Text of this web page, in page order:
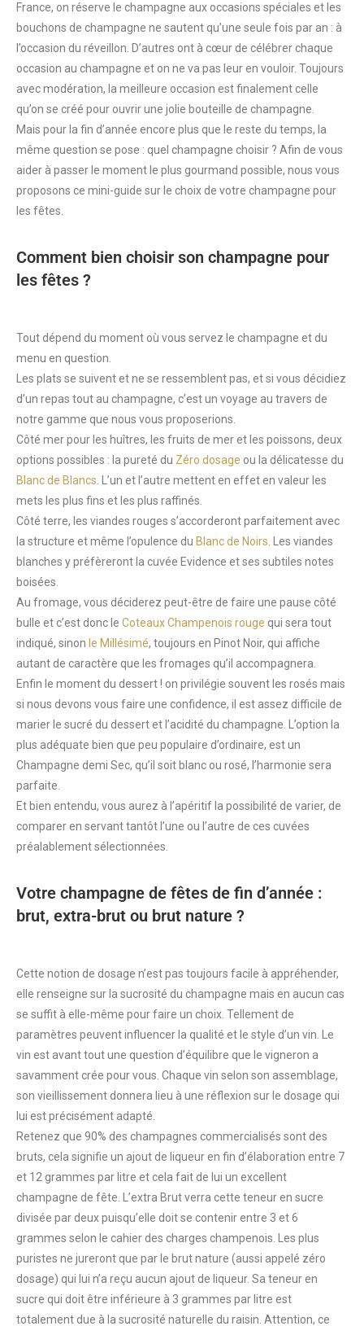
France, on réserve le champagne aux occasions spéciales et les
bouchons de champagne ne sautent qu’une seule fois par an : à
l’occasion du réveillon. D’autres ont à cœur de célébrer chaque
occasion au champagne et on ne va pas leur en vouloir. Toujours
avec modération, la meilleure occasion est finalement celle
qu’on se créé pour ouvrir une jolie bouteille de champagne.
Mais pour la fin d’année encore plus que le reste du temps, la
même question se pose : quel champagne choisir ? Afin de vous
aider à passer le moment le plus gourmand possible, nous vous
proposons ce mini-guide sur le choix de votre champagne pour
les fêtes.
Comment bien choisir son champagne pour
les fêtes ?
Tout dépend du moment où vous servez le champagne et du
menu en question.
Les plats se suivent et ne se ressemblent pas, et si vous décidiez
d’un repas tout au champagne, c’est un voyage au travers de
notre gamme que nous vous proposerions.
Côté mer pour les huîtres, les fruits de mer et les poissons, deux
options possibles : la pureté du Zéro dosage ou la délicatesse du
Blanc de Blancs. L’un et l’autre mettent en effet en valeur les
mets les plus fins et les plus raffinés.
Côté terre, les viandes rouges s’accorderont parfaitement avec
la structure et même l’opulence du Blanc de Noirs. Les viandes
blanches y préfèreront la cuvée Evidence et ses subtiles notes
boisées.
Au fromage, vous déciderez peut-être de faire une pause côté
bulle et c’est donc le Coteaux Champenois rouge qui sera tout
indiqué, sinon le Millésimé, toujours en Pinot Noir, qui affiche
autant de caractère que les fromages qu’il accompagnera.
Enfin le moment du dessert ! on privilégie souvent les rosés mais
si nous devons vous faire une confidence, il est assez difficile de
marier le sucré du dessert et l’acidité du champagne. L’option la
plus adéquate bien que peu populaire d’ordinaire, est un
Champagne demi Sec, qu’il soit blanc ou rosé, l’harmonie sera
parfaite.
Et bien entendu, vous aurez à l’apéritif la possibilité de varier, de
comparer en servant tantôt l’une ou l’autre de ces cuvées
préalablement sélectionnées.
Votre champagne de fêtes de fin d’année :
brut, extra-brut ou brut nature ?
Cette notion de dosage n’est pas toujours facile à appréhender,
elle renseigne sur la sucrosité du champagne mais en aucun cas
se suffit à elle-même pour faire un choix. Tellement de
paramètres peuvent influencer la qualité et le style d’un vin. Le
vin est avant tout une question d’équilibre que le vigneron a
savamment crée pour vous. Chaque vin selon son assemblage,
son vieillissement donnera lieu à une réflexion sur le dosage qui
lui est précisément adapté.
Retenez que 90% des champagnes commercialisés sont des
bruts, cela signifie un ajout de liqueur en fin d’élaboration entre 7
et 12 grammes par litre et cela fait de lui un excellent
champagne de fête. L’extra Brut verra cette teneur en sucre
divisée par deux puisqu’elle doit se contenir entre 3 et 6
grammes selon le cahier des charges champenois. Les plus
puristes ne jureront que par le brut nature (aussi appelé zéro
dosage) qui lui n’a reçu aucun ajout de liqueur. Sa teneur en
sucre qui doit être inférieure à 3 grammes par litre est
totalement due à la sucrosité naturelle du raisin. Attention, ce